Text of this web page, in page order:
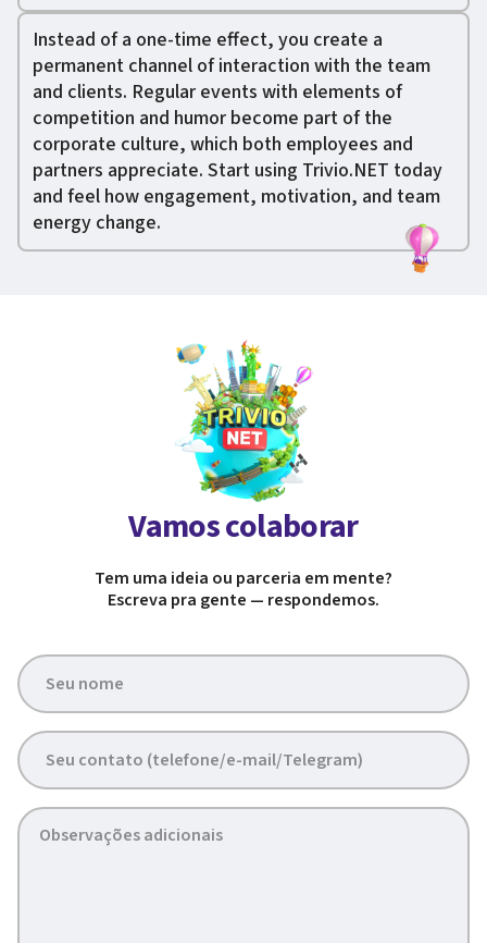
Instead of a one-time effect, you create a
permanent channel of interaction with the team
and clients. Regular events with elements of
competition and humor become part of the
corporate culture, which both employees and
partners appreciate. Start using Trivio.NET today
and feel how engagement, motivation, and team
energy change.
Vamos colaborar
Tem uma ideia ou parceria em mente?
Escreva pra gente — respondemos.